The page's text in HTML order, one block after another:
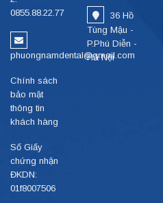
0855.88.22.77
phuongnamdental@gmail.com
Chính sách
bảo mật
thông tin
khách hàng
Số Giấy
chứng nhận
ĐKDN:
01f8007506
36 Hồ
Tùng Mậu -
P.Phú Diễn -
Hà Nội